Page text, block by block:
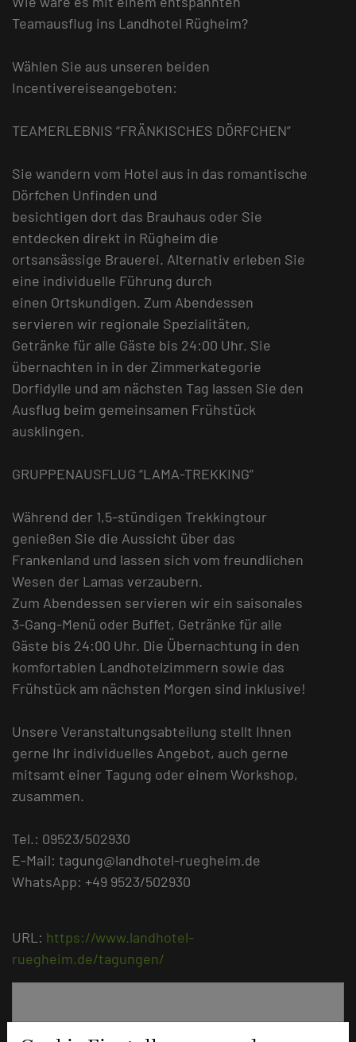
Teamausflug ins Landhotel Rügheim?
Wählen Sie aus unseren beiden
Incentivereiseangeboten:
TEAMERLEBNIS “FRÄNKISCHES DÖRFCHEN”
Sie wandern vom Hotel aus in das romantische
Dörfchen Unfinden und
besichtigen dort das Brauhaus oder Sie
entdecken direkt in Rügheim die
ortsansässige Brauerei. Alternativ erleben Sie
eine individuelle Führung durch
einen Ortskundigen. Zum Abendessen
servieren wir regionale Spezialitäten,
Getränke für alle Gäste bis 24:00 Uhr. Sie
übernachten in in der Zimmerkategorie
Dorfidylle und am nächsten Tag lassen Sie den
Ausflug beim gemeinsamen Frühstück
ausklingen.
GRUPPENAUSFLUG “LAMA-TREKKING”
Während der 1,5-stündigen Trekkingtour
genießen Sie die Aussicht über das
Frankenland und lassen sich vom freundlichen
Wesen der Lamas verzaubern.
Zum Abendessen servieren wir ein saisonales
3-Gang-Menü oder Buffet, Getränke für alle
Gäste bis 24:00 Uhr. Die Übernachtung in den
komfortablen Landhotelzimmern sowie das
Frühstück am nächsten Morgen sind inklusive!
Unsere Veranstaltungsabteilung stellt Ihnen
gerne Ihr individuelles Angebot, auch gerne
mitsamt einer Tagung oder einem Workshop,
zusammen.
Tel.: 09523/502930
E-Mail: tagung@landhotel-ruegheim.de
WhatsApp: +49 9523/502930
URL: https://www.landhotel-
ruegheim.de/tagungen/